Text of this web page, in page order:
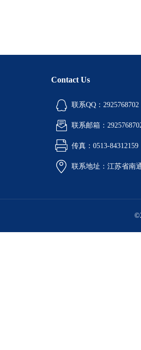
Contact Us
联系QQ：2925768702
联系邮箱：
传真：0513-84312159
联系地址：江苏省南